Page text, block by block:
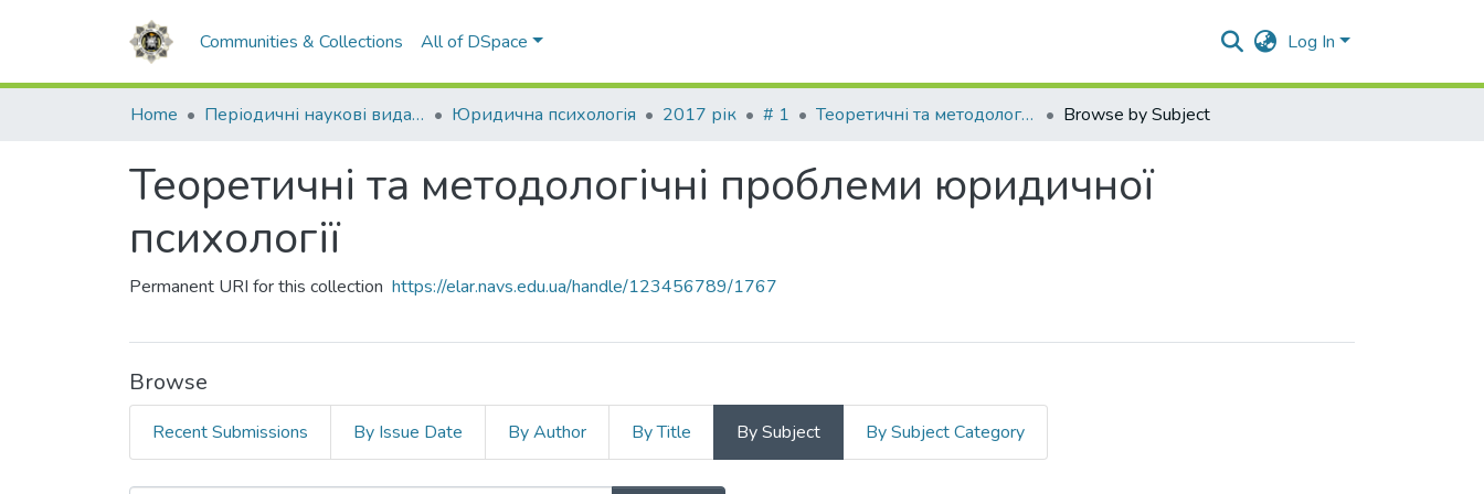
Communities & Collections All of DSpace Log In
Home Періодичні наукові видання НАВС Юридична психологія 2017 рік # 1 Теоретичні та методологічні проблеми юридичної психології Browse by Subject
Теоретичні та методологічні проблеми юридичної
психології
Permanent URI for this collection https://elar.navs.edu.ua/handle/123456789/1767
Browse
Recent Submissions By Issue Date By Author By Title By Subject By Subject Category